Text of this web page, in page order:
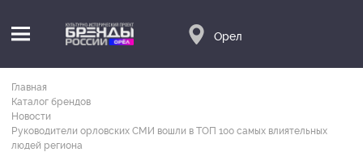
Орел
Главная
Каталог брендов
Новости
Руководители орловских СМИ вошли в ТОП 100 самых влиятельных
людей региона